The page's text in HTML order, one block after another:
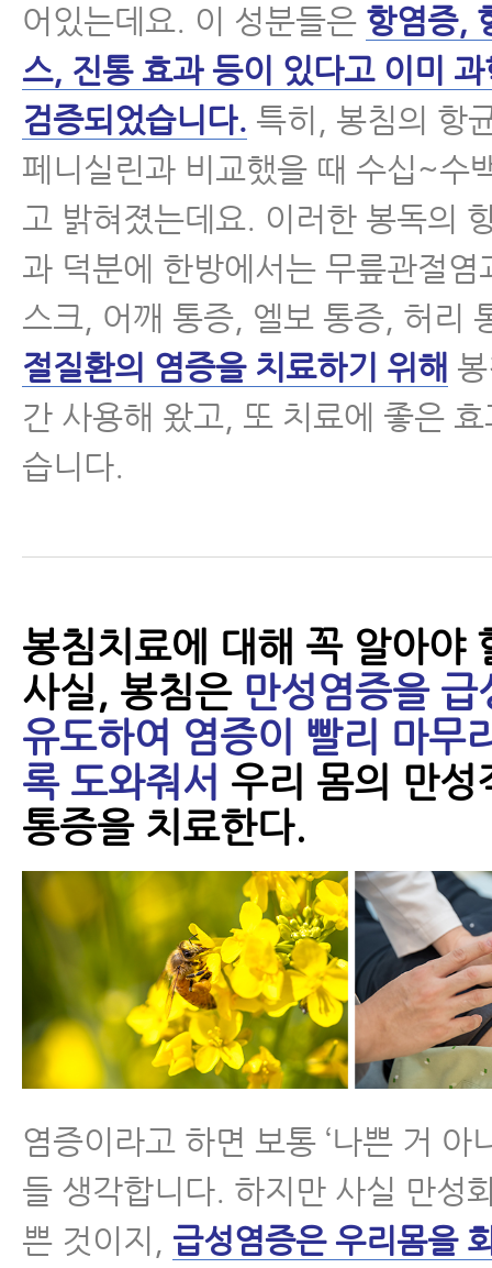
어있는데요. 이 성분들은 항염증,
스, 진통 효과 등이 있다고 이미
검증되었습니다. 특히, 봉침의 항
페니실린과 비교했을 때 수십~수
고 밝혀졌는데요. 이러한 봉독의
과 덕분에 한방에서는 무릎관절염
스크, 어깨 통증, 엘보 통증, 허리
절질환의 염증을 치료하기 위해
간 사용해 왔고, 또 치료에 좋은
습니다.
봉침치료에 대해 꼭 알아야
사실, 봉침은 만성염증을 급
유도하여 염증이 빨리 마무
록 도와줘서 우리 몸의 만성
통증을 치료한다.
염증이라고 하면 보통 ‘나쁜 거 아
들 생각합니다. 하지만 사실 만성
쁜 것이지, 급성염증은 우리몸을